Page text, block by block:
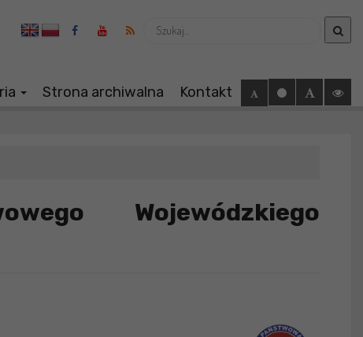
Wyszukaj
Strona archiwalna Kontakt
Wojewódzkiego